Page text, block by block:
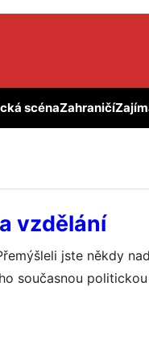
scénaZahraničí
vzdělání
jste někdy
současnou
Když se řekne jméno
drtivá většina lidí si